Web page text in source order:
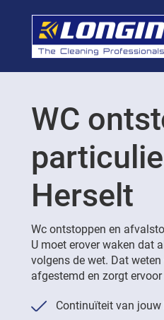
WC
Herselt
Wc ontstoppen en
U moet erover waken dat
volgens de wet. Dat
afgestemd en zorgt
Continuïteit van